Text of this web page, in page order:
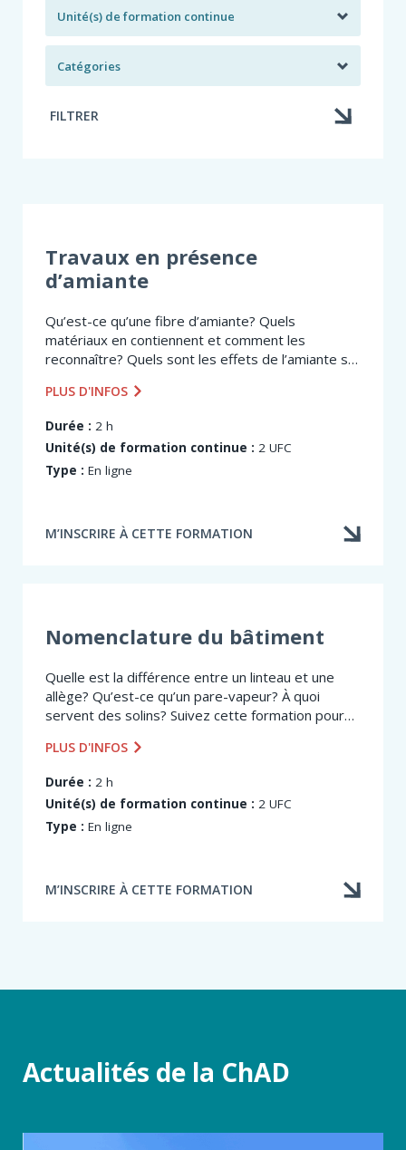
Unité(s) de formation continue
Catégories
FILTRER
Travaux en présence
d’amiante
Qu’est-ce qu’une fibre d’amiante? Quels
matériaux en contiennent et comment les
reconnaître? Quels sont les effets de l’amiante sur
participants sauront répondre à ces questions...
PLUS D'INFOS
Durée : 2 h
Unité(s) de formation continue : 2 UFC
Type : En ligne
M’INSCRIRE À CETTE FORMATION
Nomenclature du bâtiment
Quelle est la différence entre un linteau et une
allège? Qu’est-ce qu’un pare-vapeur? À quoi
servent des solins? Suivez cette formation pour
construction pour décrire et identifier les...
PLUS D'INFOS
Durée : 2 h
Unité(s) de formation continue : 2 UFC
Type : En ligne
M’INSCRIRE À CETTE FORMATION
Actualités de la ChAD